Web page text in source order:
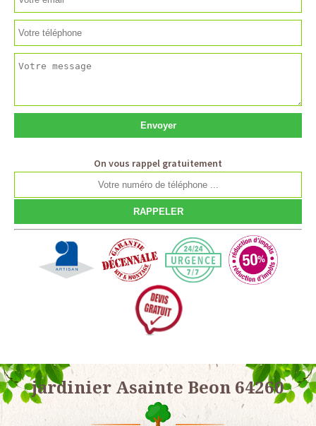
On vous rappel gratuitement
jardinier Asainte Beon 64260